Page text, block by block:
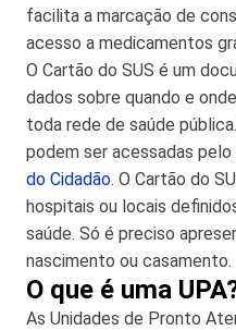
facilita a marcação de
acesso a medicamentos
O Cartão do SUS é um
dados sobre quando e
toda rede de saúde
podem ser acessadas pelo
do Cidadão. O Cartão do
hospitais ou locais
saúde. Só é preciso
nascimento ou casamento.
O que é uma
As Unidades de Pronto